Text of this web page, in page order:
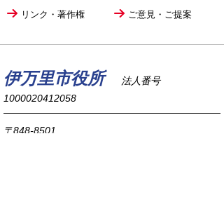
リンク・著作権 ご意見・ご提案
伊万里市役所
法人番号
1000020412058
〒848-8501